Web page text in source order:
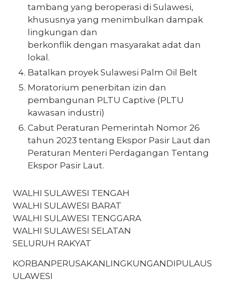
tambang yang beroperasi di Sulawesi,
khususnya yang menimbulkan dampak
lingkungan dan
berkonflik dengan masyarakat adat dan
lokal.
Batalkan proyek Sulawesi Palm Oil Belt
Moratorium penerbitan izin dan
pembangunan PLTU Captive (PLTU
kawasan industri)
Cabut Peraturan Pemerintah Nomor 26
tahun 2023 tentang Ekspor Pasir Laut dan
Peraturan Menteri Perdagangan Tentang
Ekspor Pasir Laut.
WALHI SULAWESI TENGAH
WALHI SULAWESI BARAT
WALHI SULAWESI TENGGARA
WALHI SULAWESI SELATAN
SELURUH RAKYAT
KORBANPERUSAKANLINGKUNGANDIPULAUS
ULAWESI